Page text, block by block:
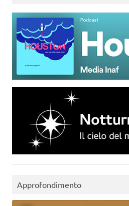
Approfondimento